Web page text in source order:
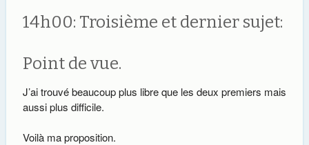
14h00: Troisième et dernier sujet:
Point de vue.
J’ai trouvé beaucoup plus libre que les deux premiers mais
aussi plus difficile.
Voilà ma proposition.